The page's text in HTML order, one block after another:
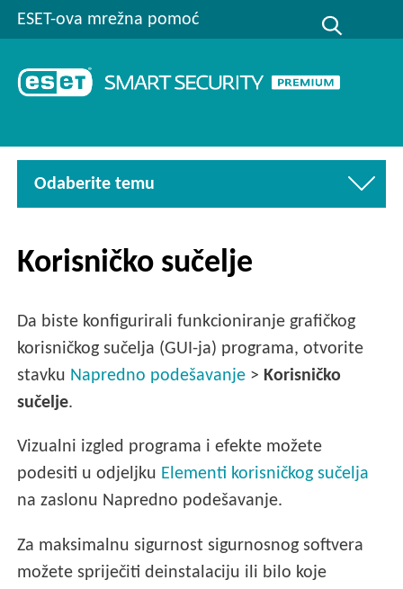
ESET-ova mrežna pomoć
Odaberite temu
Korisničko sučelje
Da biste konfigurirali funkcioniranje grafičkog
korisničkog sučelja (GUI-ja) programa, otvorite
stavku Napredno podešavanje > Korisničko
sučelje.
Vizualni izgled programa i efekte možete
podesiti u odjeljku Elementi korisničkog sučelja
na zaslonu Napredno podešavanje.
Za maksimalnu sigurnost sigurnosnog softvera
možete spriječiti deinstalaciju ili bilo koje